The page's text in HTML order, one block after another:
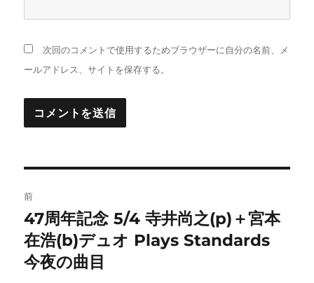
次回のコメントで使用するためブラウザーに自分の名前、メ
ールアドレス、サイトを保存する。
稿
ナ
ビ
前
前
の
投
47周年記念 5/4 寺井尚之(p)＋宮本
在浩(b)デュオ Plays Standards
今夜の曲目